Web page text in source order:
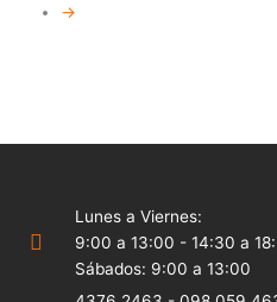
→
Lunes a Viernes:
9:00 a 13:00 - 14:30 a
Sábados: 9:00 a 13:00